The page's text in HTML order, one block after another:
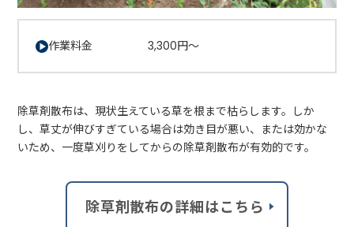
作業料金 3,300円～
除草剤散布は、現状生えている草を根まで枯らします。しか
し、草丈が伸びすぎている場合は効き目が悪い、または効かな
いため、一度草刈りをしてからの除草剤散布が有効的です。
除草剤散布の詳細はこちら